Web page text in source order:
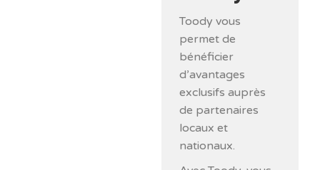
Toody vous
permet de
bénéficier
d’avantages
exclusifs auprès
de partenaires
locaux et
nationaux.